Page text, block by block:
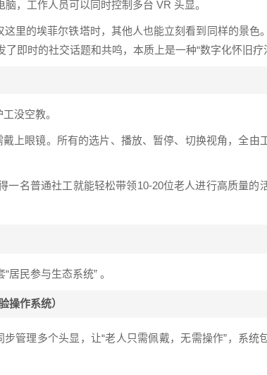
，工作人员可以同时控制多台 VR 头显。
里的埃菲尔铁塔时，其他人也能立刻看到同样的景色
即时的社交话题和共鸣，本质上是一种“数字化怀旧疗
没空教。
上眼镜。所有的选片、播放、暂停、切换视角，全由
一名普通社工就能轻松带领10-20位老人进行高质量的
居民参与生态系统” 。
操作系统）
管理多个头显，让“老人只需佩戴，无需操作”，系统